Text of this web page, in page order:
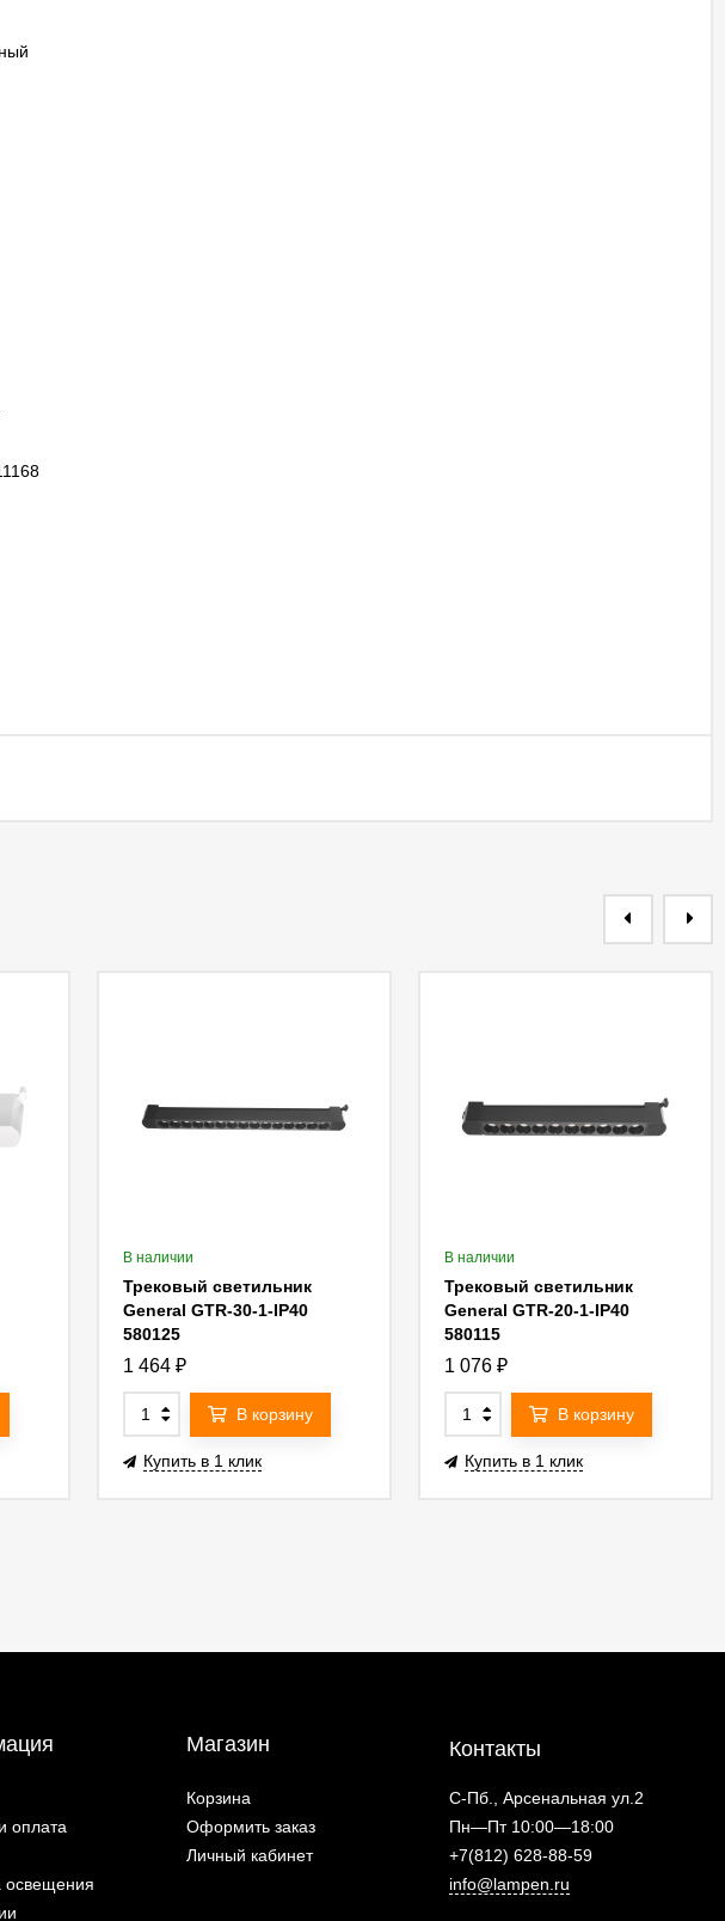
В наличии
Трековый светильник
General GTR-30-1-IP40
580125
1 464₽
В корзину
Купить в 1 клик
В наличии
Трековый светильник
General GTR-20-1-IP40
580115
1 076 ₽
В корзину
Купить в 1 клик
оплата
освещения
Магазин
Корзина
Оформить заказ
Личный кабинет
Контакты
С-Пб., Арсенальная ул.2
Пн—Пт 10:00—18:00
+7(812) 628-88-59
info@lampen.ru